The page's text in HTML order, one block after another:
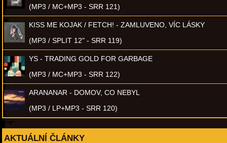
(MP3 / MC+MP3 - SRR 121)
KISS ME KOJAK / FETCH! - ZAMLUVENO, VÍC LÁSKY
(MP3 / SPLIT 12" - SRR 119)
YS - TRADING GOLD FOR GARBAGE
(MP3 / MC+MP3 - SRR 122)
ARANANAR - DOMOV, CO NEBYL
(MP3 / LP+MP3 - SRR 120)
AKTUÁLNÍ ČLÁNKY